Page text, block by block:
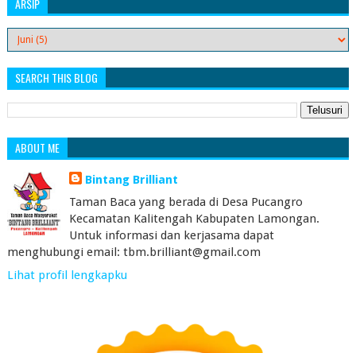
SEARCH THIS BLOG
ABOUT ME
Bintang Brilliant
Taman Baca yang berada di Desa Pucangro
Kecamatan Kalitengah Kabupaten Lamongan.
Untuk informasi dan kerjasama dapat
menghubungi email: tbm.brilliant@gmail.com
Lihat profil lengkapku